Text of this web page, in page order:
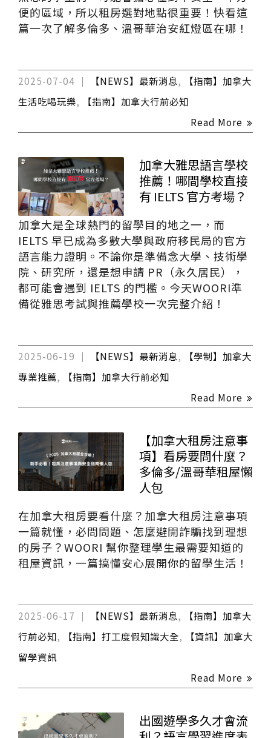
便的區域，所以租房選對地點很重要！快看這
篇一次了解多倫多、溫哥華治安紅燈區在哪！
2025-07-04 【NEWS】最新消息,
【指南】加拿大
生活吃喝玩樂,
【指南】加拿大行前必知
Read More
加拿大雅思語言學校
推薦！哪間學校直接
有 IELTS 官方考場？
加拿大是全球熱門的留學目的地之一，而
IELTS 早已成為多數大學與政府移民局的官方
語言能力證明。不論你是準備念大學、技術學
院、研究所，還是想申請 PR（永久居民），
都可能會遇到 IELTS 的門檻。今天WOORI準
備從雅思考試與推薦學校一次完整介紹！
2025-06-19 【NEWS】最新消息,
【學制】加拿大
專業推薦,
【指南】加拿大行前必知
Read More
【加拿大租房注意事
項】看房要問什麼？
多倫多/溫哥華租屋懶
人包
在加拿大租房要看什麼？加拿大租房注意事項
一篇就懂，必問問題、怎麼避開詐騙找到理想
的房子？WOORI 幫你整理學生最需要知道的
租屋資訊，一篇搞懂安心展開你的留學生活！
2025-06-17 【NEWS】最新消息,
【指南】加拿大
行前必知, 【指南】打工度假知識大全,
【資訊】加拿大
留學資訊
Read More
出國遊學多久才會流